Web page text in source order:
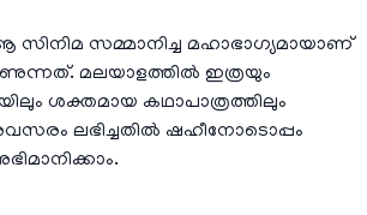
സിനിമ സമ്മാനിച്ച മഹാഭാഗ്യമായാണ്
മലയാളത്തിൽ ഇത്രയും
ശക്തമായ കഥാപാത്രത്തിലും
ലഭിച്ചതിൽ ഷഹീനോടൊപ്പം